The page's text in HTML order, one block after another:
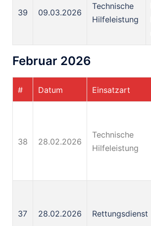
39 09.03.2026
Technische
Hilfeleistung
Februar 2026
# Datum Einsatzart
38 28.02.2026
Technische
Hilfeleistung
37 28.02.2026 Rettungsdienst